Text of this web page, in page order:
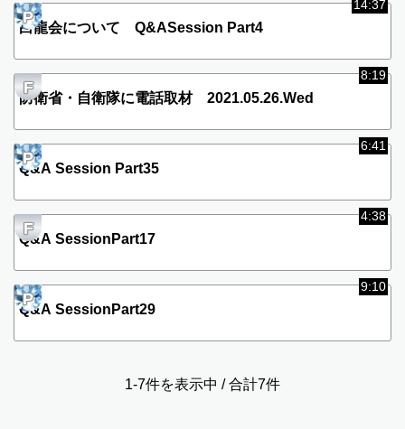
P
14:37
白龍会について Q&ASession Part4
F
8:19
防衛省・自衛隊に電話取材 2021.05.26.Wed
P
6:41
Q&A Session Part35
F
4:38
Q&A SessionPart17
P
9:10
Q&A SessionPart29
1-7件を表示中 / 合計7件